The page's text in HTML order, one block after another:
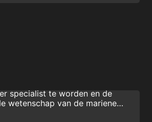
specialist te worden en de
wetenschap van de mariene